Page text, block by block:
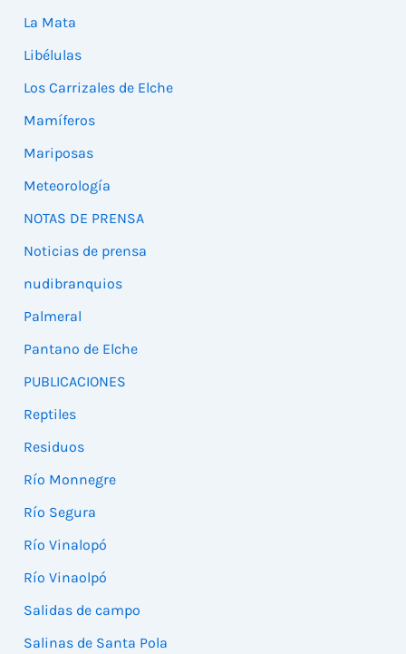
La Mata
Libélulas
Los Carrizales de Elche
Mamíferos
Mariposas
Meteorología
NOTAS DE PRENSA
Noticias de prensa
nudibranquios
Palmeral
Pantano de Elche
PUBLICACIONES
Reptiles
Residuos
Río Monnegre
Río Segura
Río Vinalopó
Río Vinaolpó
Salidas de campo
Salinas de Santa Pola